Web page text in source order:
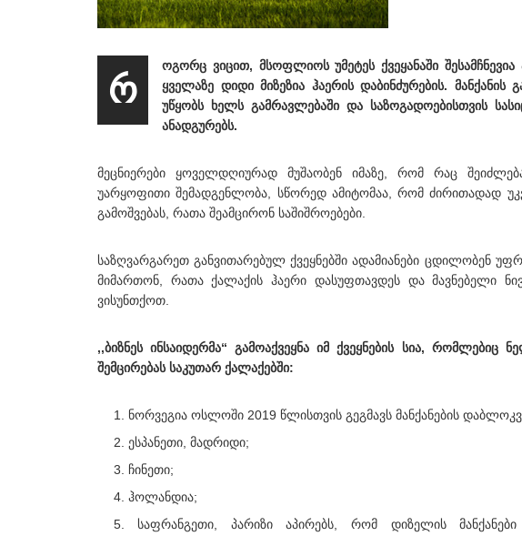
რ
ოგორც ვიცით, მსოფლიოს უმეტეს ქვეყანაში
ყველაზე დიდი მიზეზია ჰაერის დაბინძურების.
უწყობს ხელს გამრავლებაში და საზოგადოებისთვის
ანადგურებს.
მეცნიერები ყოველდღიურად მუშაობენ იმაზე, რომ რაც
უარყოფითი შემადგენლობა, სწორედ ამიტომაა, რომ ძირითადად
გამოშვებას, რათა შეამცირონ საშიშროებები.
საზღვარგარეთ განვითარებულ ქვეყნებში ადამიანები ცდილობენ
მიმართონ, რათა ქალაქის ჰაერი დასუფთავდეს და მავნებელი
ვისუნთქოთ.
,,ბიზნეს ინსაიდერმა“ გამოაქვეყნა იმ ქვეყნების სია, რომლებიც
შემცირებას საკუთარ ქალაქებში:
ნორვეგია ოსლოში 2019 წლისთვის გეგმავს მანქანების
ესპანეთი, მადრიდი;
ჩინეთი;
ჰოლანდია;
საფრანგეთი, პარიზი აპირებს, რომ დიზელის